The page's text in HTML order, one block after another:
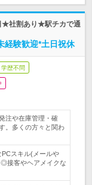
★社割あり★駅チカで通
経験歓迎*土日祝休
学歴不問
注や在庫管理・確
。多くの方々と関わ
スキル(メールや
接客やヘアメイクな